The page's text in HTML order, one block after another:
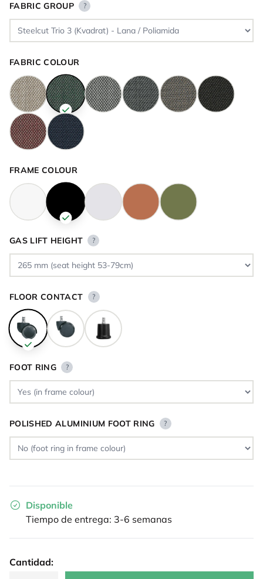
FABRIC GROUP ?
FABRIC COLOUR
FRAME COLOUR
GAS LIFT HEIGHT ?
FLOOR CONTACT ?
FOOT RING ?
POLISHED ALUMINIUM FOOT RING ?
Disponible
Tiempo de entrega: 3-6 semanas
Cantidad: